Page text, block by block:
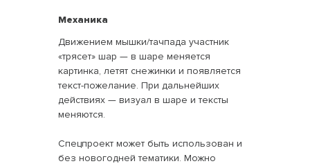
Движением мышки/тачпада участник
«трясет» шар — в шаре меняется
картинка, летят снежинки и появляется
текст-пожелание. При дальнейших
действиях — визуал в шаре и тексты
меняются.
Спецпроект может быть использован и
без новогодней тематики. Можно
Механика